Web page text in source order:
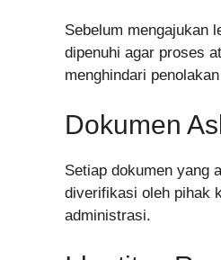
Sebelum mengajukan
dipenuhi agar proses
menghindari
Dokumen
Setiap dokumen yang
diverifikasi oleh pihak
administrasi.